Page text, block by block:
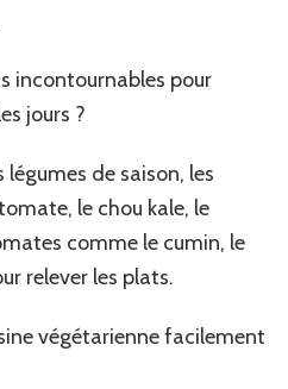
incontournables pour
jours ?
de saison, les
le chou kale, le
comme le cumin, le
relever les plats.
végétarienne facilement